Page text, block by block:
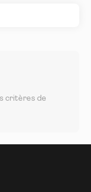
critères de